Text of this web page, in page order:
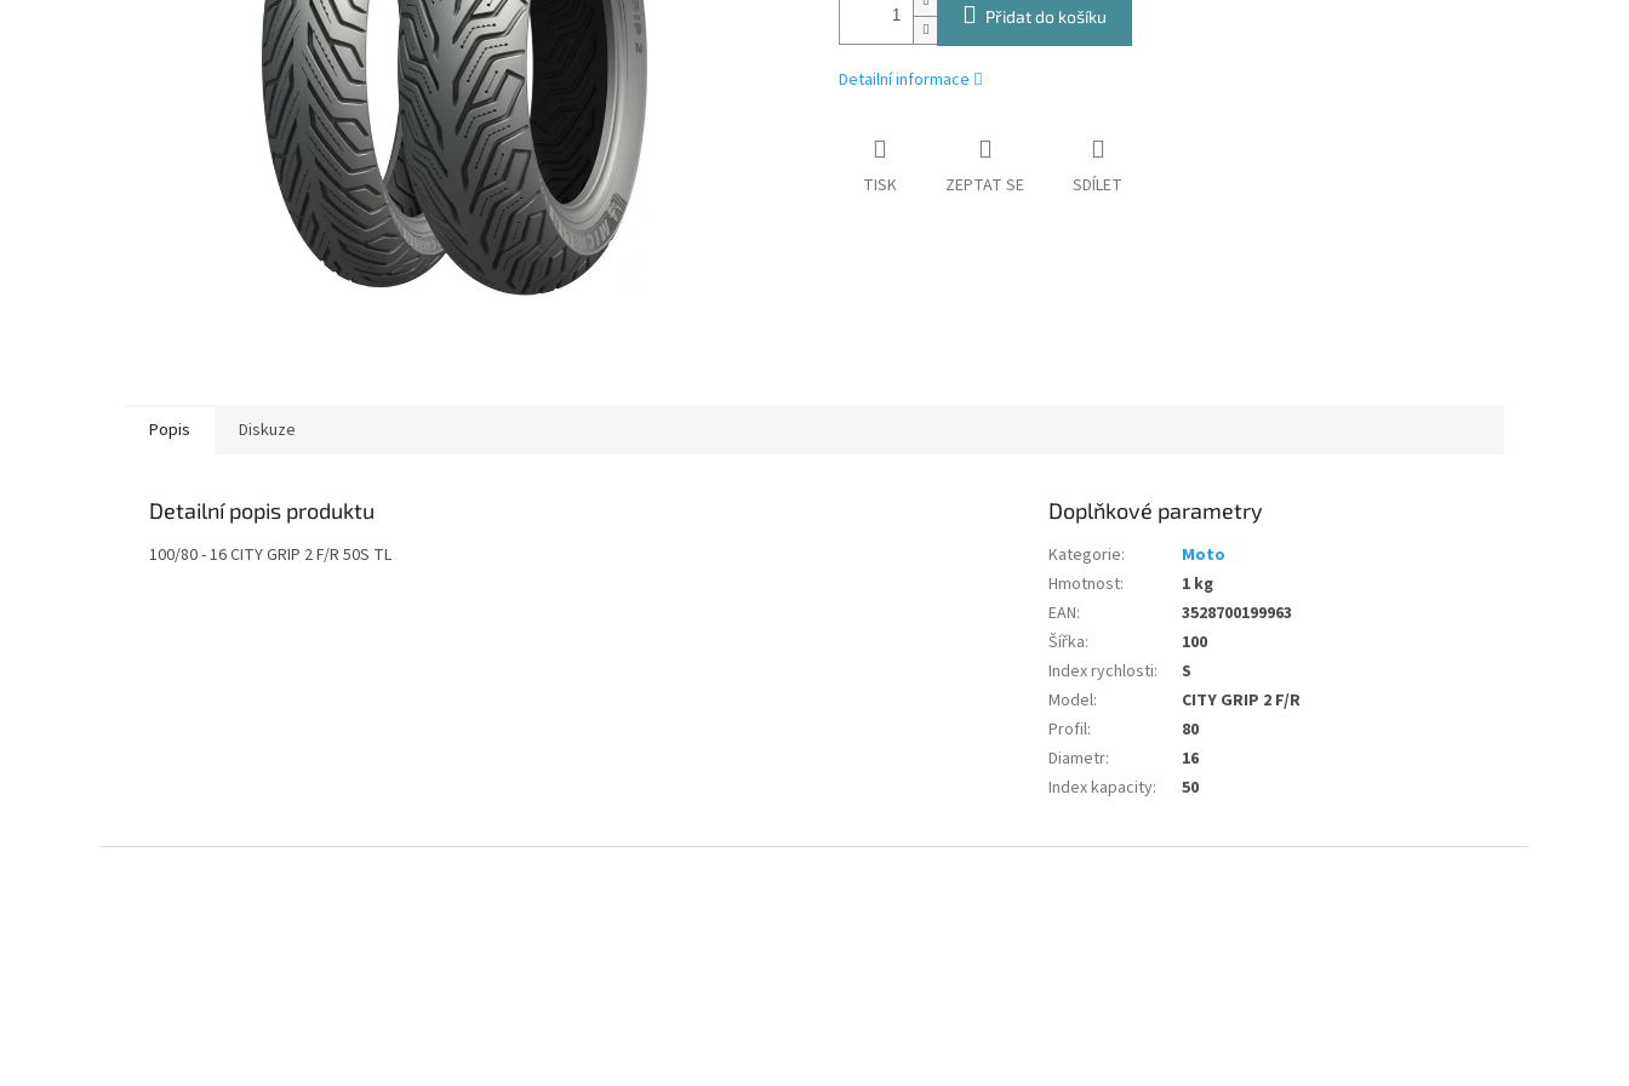
Přidat do košíku
Detailní informace
TISK ZEPTAT SE SDÍLET
Popis Diskuze
Detailní popis produktu
100/80 - 16 CITY GRIP 2 F/R 50S TL
Doplňkové parametry
Kategorie:
Moto
Hmotnost:
1 kg
EAN:
3528700199963
Šířka:
100
Index rychlosti:
S
Model:
CITY GRIP 2 F/R
Profil:
80
Diametr:
16
Index kapacity: 50